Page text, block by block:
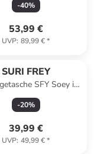
-40%
53,99 €
UVP: 89,99 €*
SURI FREY
SFY Soey in
brown
-20%
39,99 €
UVP: 49,99 €*